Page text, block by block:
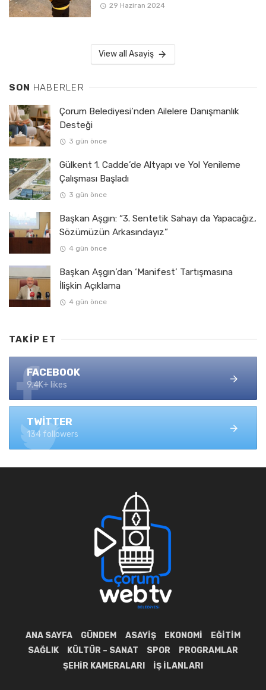
29 Haziran 2024
View all Asayiş
SON HABERLER
Çorum Belediyesi’nden Ailelere Danışmanlık
Desteği
3 gün önce
Gülkent 1. Cadde’de Altyapı ve Yol Yenileme
Çalışması Başladı
3 gün önce
Başkan Aşgın: “3. Sentetik Sahayı da Yapacağız,
Sözümüzün Arkasındayız”
4 gün önce
Başkan Aşgın’dan ‘Manifest’ Tartışmasına
İlişkin Açıklama
4 gün önce
TAKIP ET
FACEBOOK
9.4K+ likes
TWITTER
134 followers
ANA SAYFA GÜNDEM ASAYIŞ EKONOMI
EĞITIM
SAĞLIK
KÜLTÜR – SANAT SPOR
PROGRAMLAR
ŞEHIR KAMERALARI
İŞ İLANLARI